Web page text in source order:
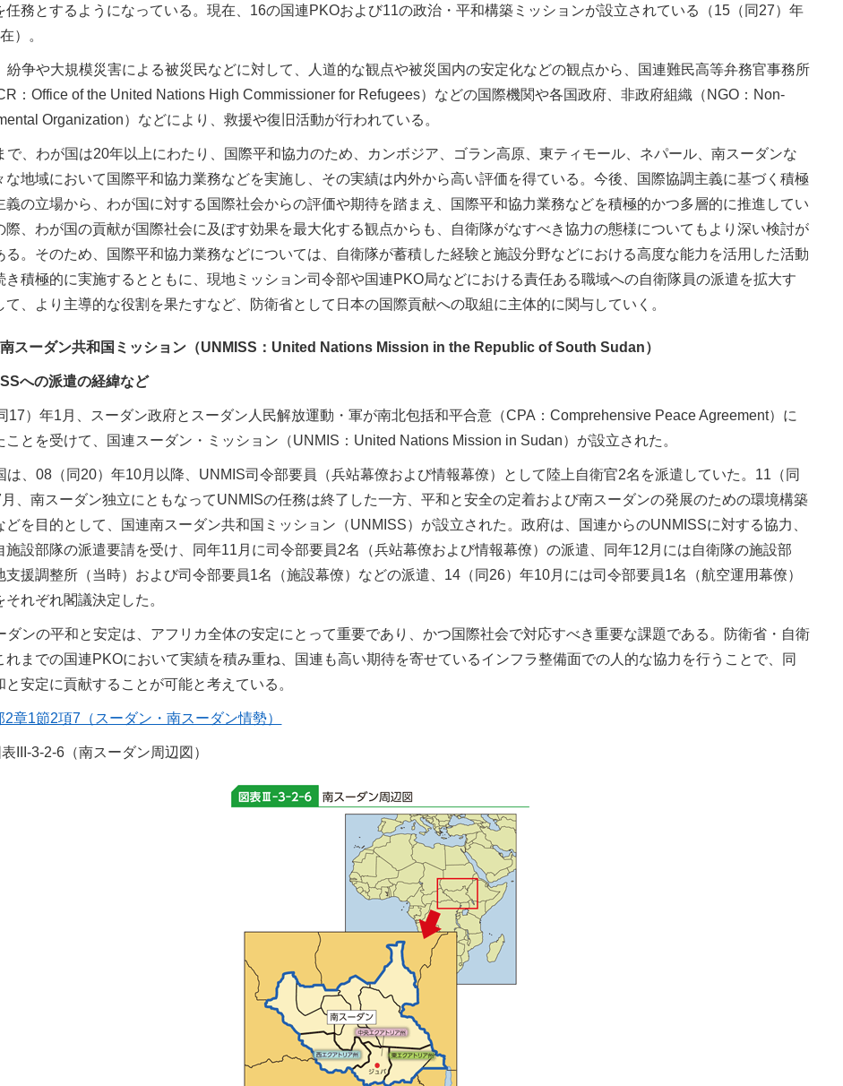
任務とするようになっている。現在、16の国連PKOおよび11の政治・平和構築ミッションが設立されている（15（同27）年
）。
紛争や大規模災害による被災民などに対して、人道的な観点や被災国内の安定化などの観点から、国連難民高等弁務官事務所
：Office of the United Nations High Commissioner for Refugees）などの国際機関や各国政府、非政府組織（NGO：Non-
Organization）などにより、救援や復旧活動が行われている。
で、わが国は20年以上にわたり、国際平和協力のため、カンボジア、ゴラン高原、東ティモール、ネパール、南スーダンな
な地域において国際平和協力業務などを実施し、その実績は内外から高い評価を得ている。今後、国際協調主義に基づく積極
義の立場から、わが国に対する国際社会からの評価や期待を踏まえ、国際平和協力業務などを積極的かつ多層的に推進してい
際、わが国の貢献が国際社会に及ぼす効果を最大化する観点からも、自衛隊がなすべき協力の態様についてもより深い検討が
る。そのため、国際平和協力業務などについては、自衛隊が蓄積した経験と施設分野などにおける高度な能力を活用した活動
き積極的に実施するとともに、現地ミッション司令部や国連PKO局などにおける責任ある職域への自衛隊員の派遣を拡大す
て、より主導的な役割を果たすなど、防衛省として日本の国際貢献への取組に主体的に関与していく。
南スーダン共和国ミッション（UNMISS：United Nations Mission in the Republic of South Sudan）
への派遣の経緯など
17）年1月、スーダン政府とスーダン人民解放運動・軍が南北包括和平合意（CPA：Comprehensive Peace Agreement）に
ことを受けて、国連スーダン・ミッション（UNMIS：United Nations Mission in Sudan）が設立された。
は、08（同20）年10月以降、UNMIS司令部要員（兵站幕僚および情報幕僚）として陸上自衛官2名を派遣していた。11（同
、南スーダン独立にともなってUNMISの任務は終了した一方、平和と安全の定着および南スーダンの発展のための環境構築
どを目的として、国連南スーダン共和国ミッション（UNMISS）が設立された。政府は、国連からのUNMISSに対する協力、
施設部隊の派遣要請を受け、同年11月に司令部要員2名（兵站幕僚および情報幕僚）の派遣、同年12月には自衛隊の施設部
支援調整所（当時）および司令部要員1名（施設幕僚）などの派遣、14（同26）年10月には司令部要員1名（航空運用幕僚）
それぞれ閣議決定した。
ダンの平和と安定は、アフリカ全体の安定にとって重要であり、かつ国際社会で対応すべき重要な課題である。防衛省・自衛
れまでの国連PKOにおいて実績を積み重ね、国連も高い期待を寄せているインフラ整備面での人的な協力を行うことで、同
と安定に貢献することが可能と考えている。
2章1節2項7（スーダン・南スーダン情勢）
III-3-2-6（南スーダン周辺図）